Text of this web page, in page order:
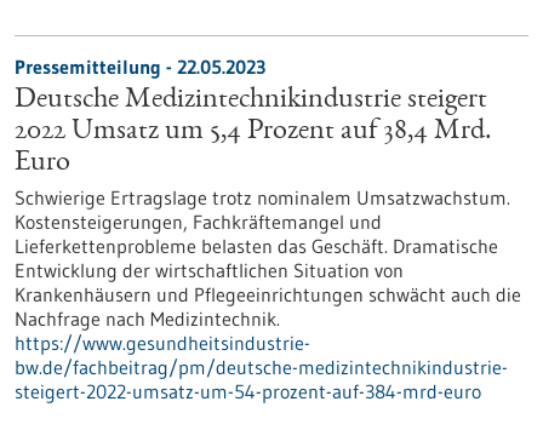
Pressemitteilung - 22.05.2023
Deutsche Medizintechnikindustrie steigert
2022 Umsatz um 5,4 Prozent auf 38,4 Mrd.
Euro
Schwierige Ertragslage trotz nominalem Umsatzwachstum.
Kostensteigerungen, Fachkräftemangel und
Lieferkettenprobleme belasten das Geschäft. Dramatische
Entwicklung der wirtschaftlichen Situation von
Krankenhäusern und Pflegeeinrichtungen schwächt auch die
Nachfrage nach Medizintechnik.
https://www.gesundheitsindustrie-
bw.de/fachbeitrag/pm/deutsche-medizintechnikindustrie-
steigert-2022-umsatz-um-54-prozent-auf-384-mrd-euro